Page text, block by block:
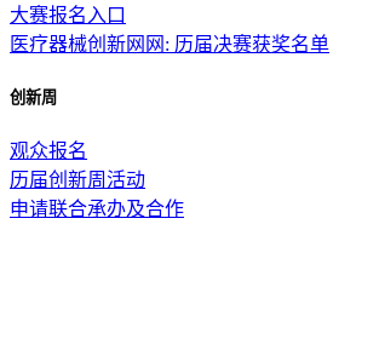
大赛报名入口
医疗器械创新网网: 历届决赛获奖名单
创新周
观众报名
历届创新周活动
申请联合承办及合作